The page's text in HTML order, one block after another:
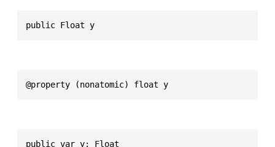
public Float y
@property (nonatomic) float y
public var y: Float